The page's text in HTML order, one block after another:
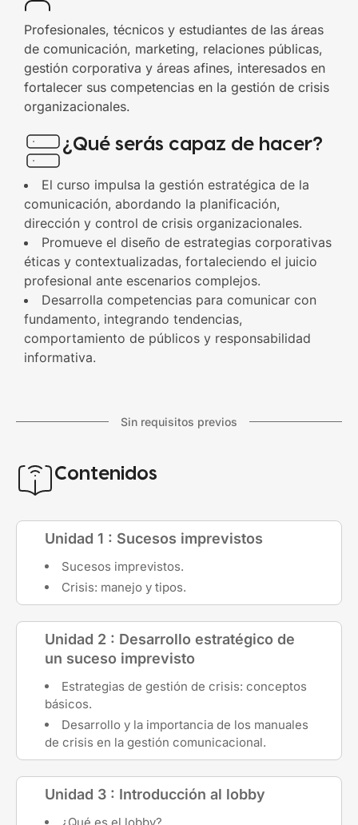
Profesionales, técnicos y estudiantes de las áreas
de comunicación, marketing, relaciones públicas,
gestión corporativa y áreas afines, interesados en
fortalecer sus competencias en la gestión de crisis
organizacionales.
¿Qué serás capaz de hacer?
El curso impulsa la gestión estratégica de la
comunicación, abordando la planificación,
dirección y control de crisis organizacionales.
Promueve el diseño de estrategias corporativas
éticas y contextualizadas, fortaleciendo el juicio
profesional ante escenarios complejos.
Desarrolla competencias para comunicar con
fundamento, integrando tendencias,
comportamiento de públicos y responsabilidad
informativa.
Sin requisitos previos
Contenidos
Unidad 1 : Sucesos imprevistos
Sucesos imprevistos.
Crisis: manejo y tipos.
Unidad 2 : Desarrollo estratégico de
un suceso imprevisto
Estrategias de gestión de crisis: conceptos
básicos.
Desarrollo y la importancia de los manuales
de crisis en la gestión comunicacional.
Unidad 3 : Introducción al lobby